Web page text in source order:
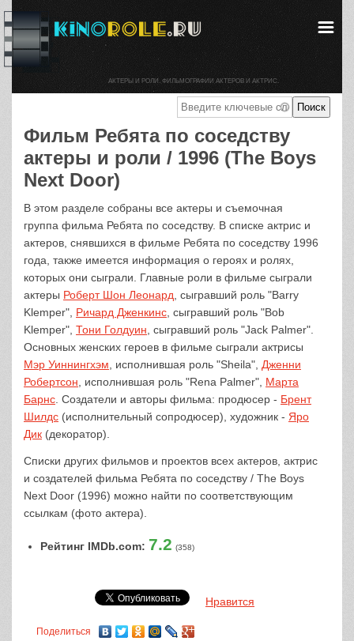
Фильм Ребята по соседству
актеры и роли / 1996 (The Boys
Next Door)
В этом разделе собраны все актеры и съемочная
группа фильма Ребята по соседству. В списке актрис и
актеров, снявшихся в фильме Ребята по соседству 1996
года, также имеется информация о героях и ролях,
которых они сыграли. Главные роли в фильме сыграли
актеры Роберт Шон Леонард , сыгравший роль "Barry
Klemper", Ричард Дженкинс , сыгравший роль "Bob
Klemper", Тони Голдуин , сыгравший роль "Jack Palmer".
Основных женских героев в фильме сыграли актрисы
Мэр Уиннингхэм , исполнившая роль "Sheila", Дженни
Робертсон , исполнившая роль "Rena Palmer", Марта
Барнс . Создатели и авторы фильма: продюсер - Брент
Шилдс (исполнительный сопродюсер), художник - Яро
Дик (декоратор).
Списки других фильмов и проектов всех актеров, актрис
и создателей фильма Ребята по соседству / The Boys
Next Door (1996) можно найти по соответствующим
ссылкам (фото актера).
Рейтинг IMDb.com: 7.2 (358)
Нравится
Поделиться
АКТЕРЫ И РОЛИ. ФИЛЬМОГРАФИИ АКТЕРОВ И АКТРИС.